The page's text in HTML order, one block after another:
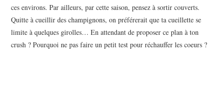
ces environs. Par ailleurs, par cette saison, pensez à sortir couverts.
Quitte à cueillir des champignons, on préférerait que ta cueillette se
limite à quelques girolles… En attendant de proposer ce plan à ton
crush ? Pourquoi ne pas faire un petit test pour réchauffer les coeurs ?